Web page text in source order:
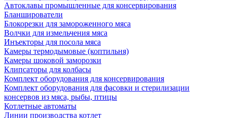
Автоклавы промышленные для консервирования
Бланширователи
Блокорезки для замороженного мяса
Волчки для измельчения мяса
Инъекторы для посола мяса
Камеры термодымовые (коптильня)
Камеры шоковой заморозки
Клипсаторы для колбасы
Комплект оборудования для консервирования
Комплект оборудования для фасовки и стерилизации
консервов из мяса, рыбы, птицы
Котлетные автоматы
Линии производства котлет